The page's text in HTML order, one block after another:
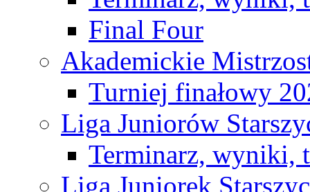
Final Four
Akademickie
Turniej finałowy
Liga Juniorów
Terminarz, wyniki,
Liga Juniorek